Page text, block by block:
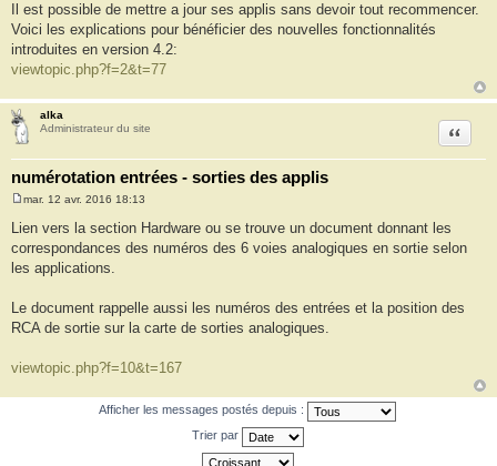
g
e
Il est possible de mettre a jour ses applis sans devoir tout recommencer.
Voici les explications pour bénéficier des nouvelles fonctionnalités
introduites en version 4.2:
viewtopic.php?f=2&t=77
alka
Administrateur du site
numérotation entrées - sorties des applis
Citation
s
s
g
mar. 12 avr. 2016 18:13
Lien vers la section Hardware ou se trouve un document donnant les
correspondances des numéros des 6 voies analogiques en sortie selon
les applications.
Le document rappelle aussi les numéros des entrées et la position des
RCA de sortie sur la carte de sorties analogiques.
viewtopic.php?f=10&t=167
Afficher les messages postés depuis :
Trier par